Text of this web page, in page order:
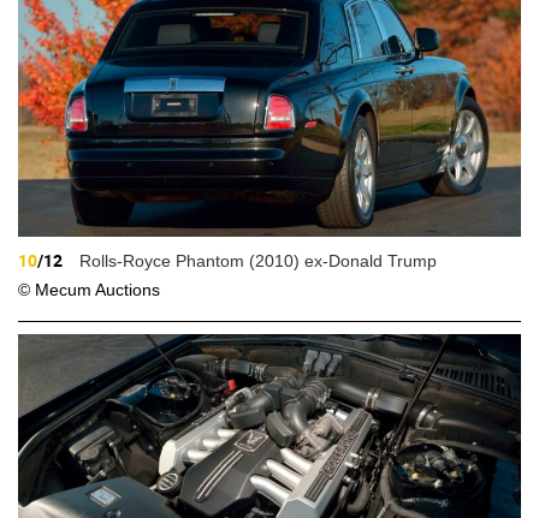
10/12
Rolls-Royce Phantom (2010) ex-Donald Trump
© Mecum Auctions